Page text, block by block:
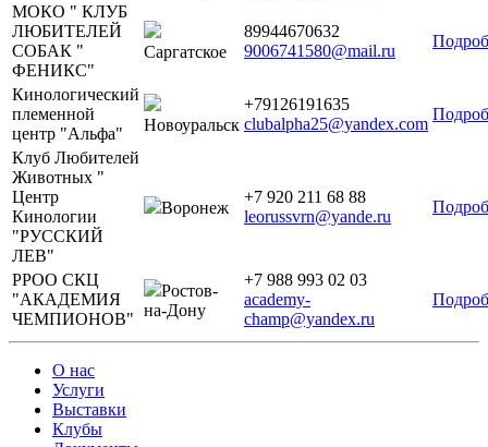
МОКО " КЛУБ
ЛЮБИТЕЛЕЙ
СОБАК "
ФЕНИКС"
Саргатское
89944670632
9006741580@mail.ru
Кинологический
племенной
центр "Альфа"
Новоуральск
+79126191635
clubalpha25@yandex.com
Клуб Любителей
Животных "
Центр
Кинологии
"РУССКИЙ
ЛЕВ"
Воронеж
+7 920 211 68 88
leorussvrn@yande.ru
РРОО СКЦ
"АКАДЕМИЯ
ЧЕМПИОНОВ"
Ростов-
на-Дону
+7 988 993 02 03
academy-
champ@yandex.ru
О нас
Услуги
Выставки
Клубы